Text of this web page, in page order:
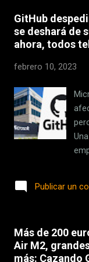
la
GitHub
se deshará de
ahora, todos
febrero 10, 2023
al
Publicar un
Más de 200
Air M2,
más: Cazando